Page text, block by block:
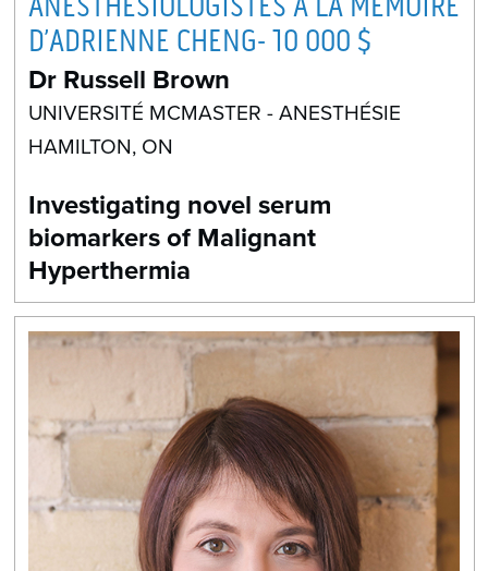
D’ADRIENNE CHENG- 10 000 $
Dr Russell Brown
UNIVERSITÉ MCMASTER - ANESTHÉSIE
HAMILTON, ON
Investigating novel serum
biomarkers of Malignant
Hyperthermia